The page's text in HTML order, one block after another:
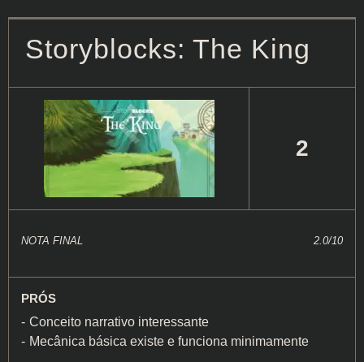
Storyblocks: The King
2
NOTA FINAL 2.0/10
PRÓS
Conceito narrativo interessante
Mecânica básica existe e funciona minimamente